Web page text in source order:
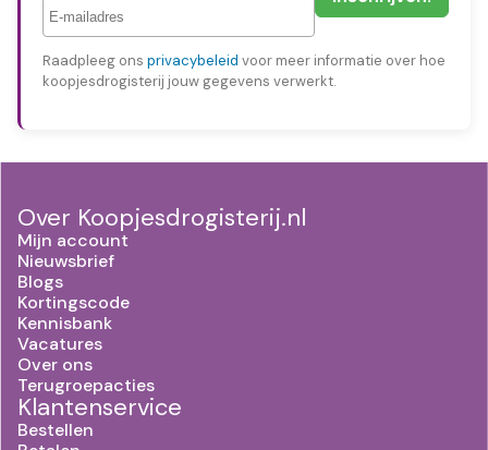
Raadpleeg ons privacybeleid voor meer informatie over hoe
koopjesdrogisterij jouw gegevens verwerkt.
Over Koopjesdrogisterij.nl
Mijn account
Nieuwsbrief
Blogs
Kortingscode
Kennisbank
Vacatures
Over ons
Terugroepacties
Klantenservice
Bestellen